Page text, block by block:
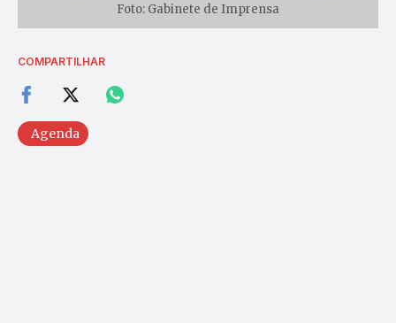
Foto: Gabinete de Imprensa
COMPARTILHAR
Agenda